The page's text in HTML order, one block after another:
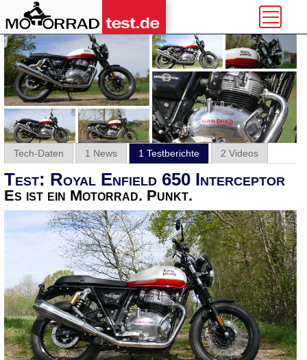
Tech-Daten 1 News 1 Testberichte 2 Videos
Test: Royal Enfield 650 Interceptor
Es ist ein Motorrad. Punkt.